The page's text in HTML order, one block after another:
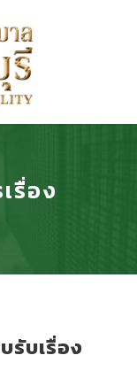
รื่อง
บเรื่อง